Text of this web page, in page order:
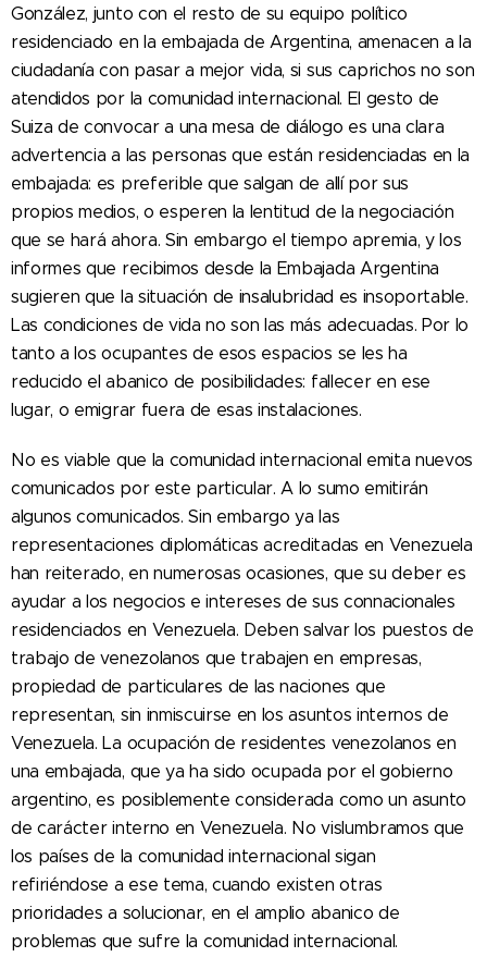
González, junto con el resto de su equipo político
residenciado en la embajada de Argentina, amenacen a la
ciudadanía con pasar a mejor vida, si sus caprichos no son
atendidos por la comunidad internacional. El gesto de
Suiza de convocar a una mesa de diálogo es una clara
advertencia a las personas que están residenciadas en la
embajada: es preferible que salgan de allí por sus
propios medios, o esperen la lentitud de la negociación
que se hará ahora. Sin embargo el tiempo apremia, y los
informes que recibimos desde la Embajada Argentina
sugieren que la situación de insalubridad es insoportable.
Las condiciones de vida no son las más adecuadas. Por lo
tanto a los ocupantes de esos espacios se les ha
reducido el abanico de posibilidades: fallecer en ese
lugar, o emigrar fuera de esas instalaciones.
No es viable que la comunidad internacional emita nuevos
comunicados por este particular. A lo sumo emitirán
algunos comunicados. Sin embargo ya las
representaciones diplomáticas acreditadas en Venezuela
han reiterado, en numerosas ocasiones, que su deber es
ayudar a los negocios e intereses de sus connacionales
residenciados en Venezuela. Deben salvar los puestos de
trabajo de venezolanos que trabajen en empresas,
propiedad de particulares de las naciones que
representan, sin inmiscuirse en los asuntos internos de
Venezuela. La ocupación de residentes venezolanos en
una embajada, que ya ha sido ocupada por el gobierno
argentino, es posiblemente considerada como un asunto
de carácter interno en Venezuela. No vislumbramos que
los países de la comunidad internacional sigan
refiriéndose a ese tema, cuando existen otras
prioridades a solucionar, en el amplio abanico de
problemas que sufre la comunidad internacional.